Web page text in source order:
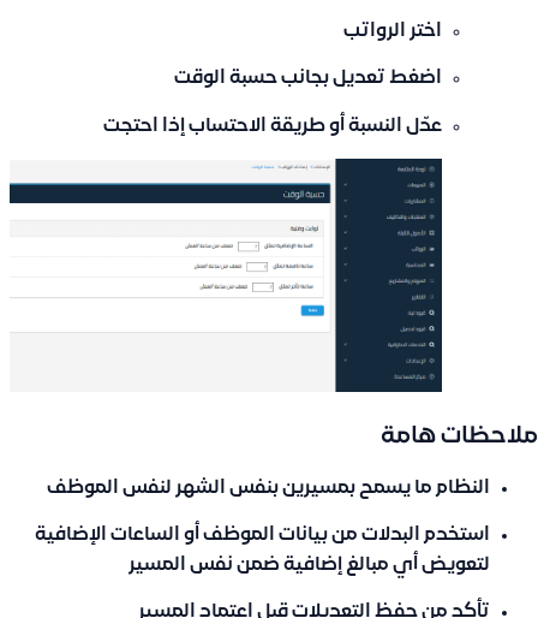
اختر الرواتب
اضغط تعديل بجانب حسبة الوقت
عدّل النسبة أو طريقة الاحتساب إذا احتجت
ملاحظات هامة
النظام ما يسمح بمسيرين بنفس الشهر لنفس الموظف
استخدم البدلات من بيانات الموظف أو الساعات الإضافية
لتعويض أي مبالغ إضافية ضمن نفس المسير
تأكد من حفظ التعديلات قبل اعتماد المسير